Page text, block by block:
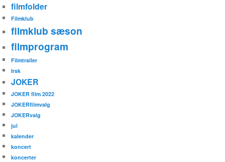
filmfolder
Filmklub
filmklub sæson
filmprogram
Filmtrailer
Irsk
JOKER
JOKER film 2022
JOKERfilmvalg
JOKERvalg
jul
kalender
koncert
koncerter